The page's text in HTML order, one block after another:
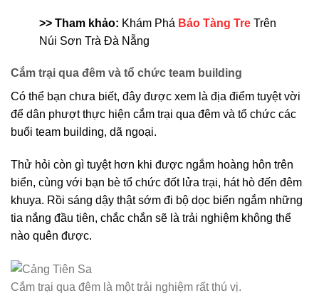
>> Tham khảo: Khám Phá Bảo Tàng Tre Trên
Núi Sơn Trà Đà Nẵng
Cắm trại qua đêm và tổ chức team building
Có thể bạn chưa biết, đây được xem là địa điểm tuyệt vời
để dân phượt thực hiện cắm trại qua đêm và tổ chức các
buổi team building, dã ngoại.
Thử hỏi còn gì tuyệt hơn khi được ngắm hoàng hôn trên
biển, cùng với bạn bè tổ chức đốt lửa trại, hát hò đến đêm
khuya. Rồi sáng dậy thật sớm đi bộ dọc biển ngắm những
tia nắng đầu tiên, chắc chắn sẽ là trải nghiệm không thể
nào quên được.
Cắm trại qua đêm là một trải nghiệm rất thú vị.